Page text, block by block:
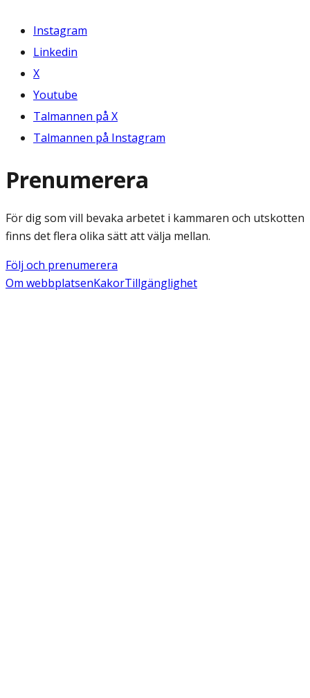
Instagram
Linkedin
X
Youtube
Talmannen på X
Talmannen på Instagram
Prenumerera
För dig som vill bevaka arbetet i kammaren och utskotten
finns det flera olika sätt att välja mellan.
Följ och prenumerera
Om webbplatsenKakorTillgänglighet